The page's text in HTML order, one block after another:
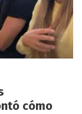
cómo